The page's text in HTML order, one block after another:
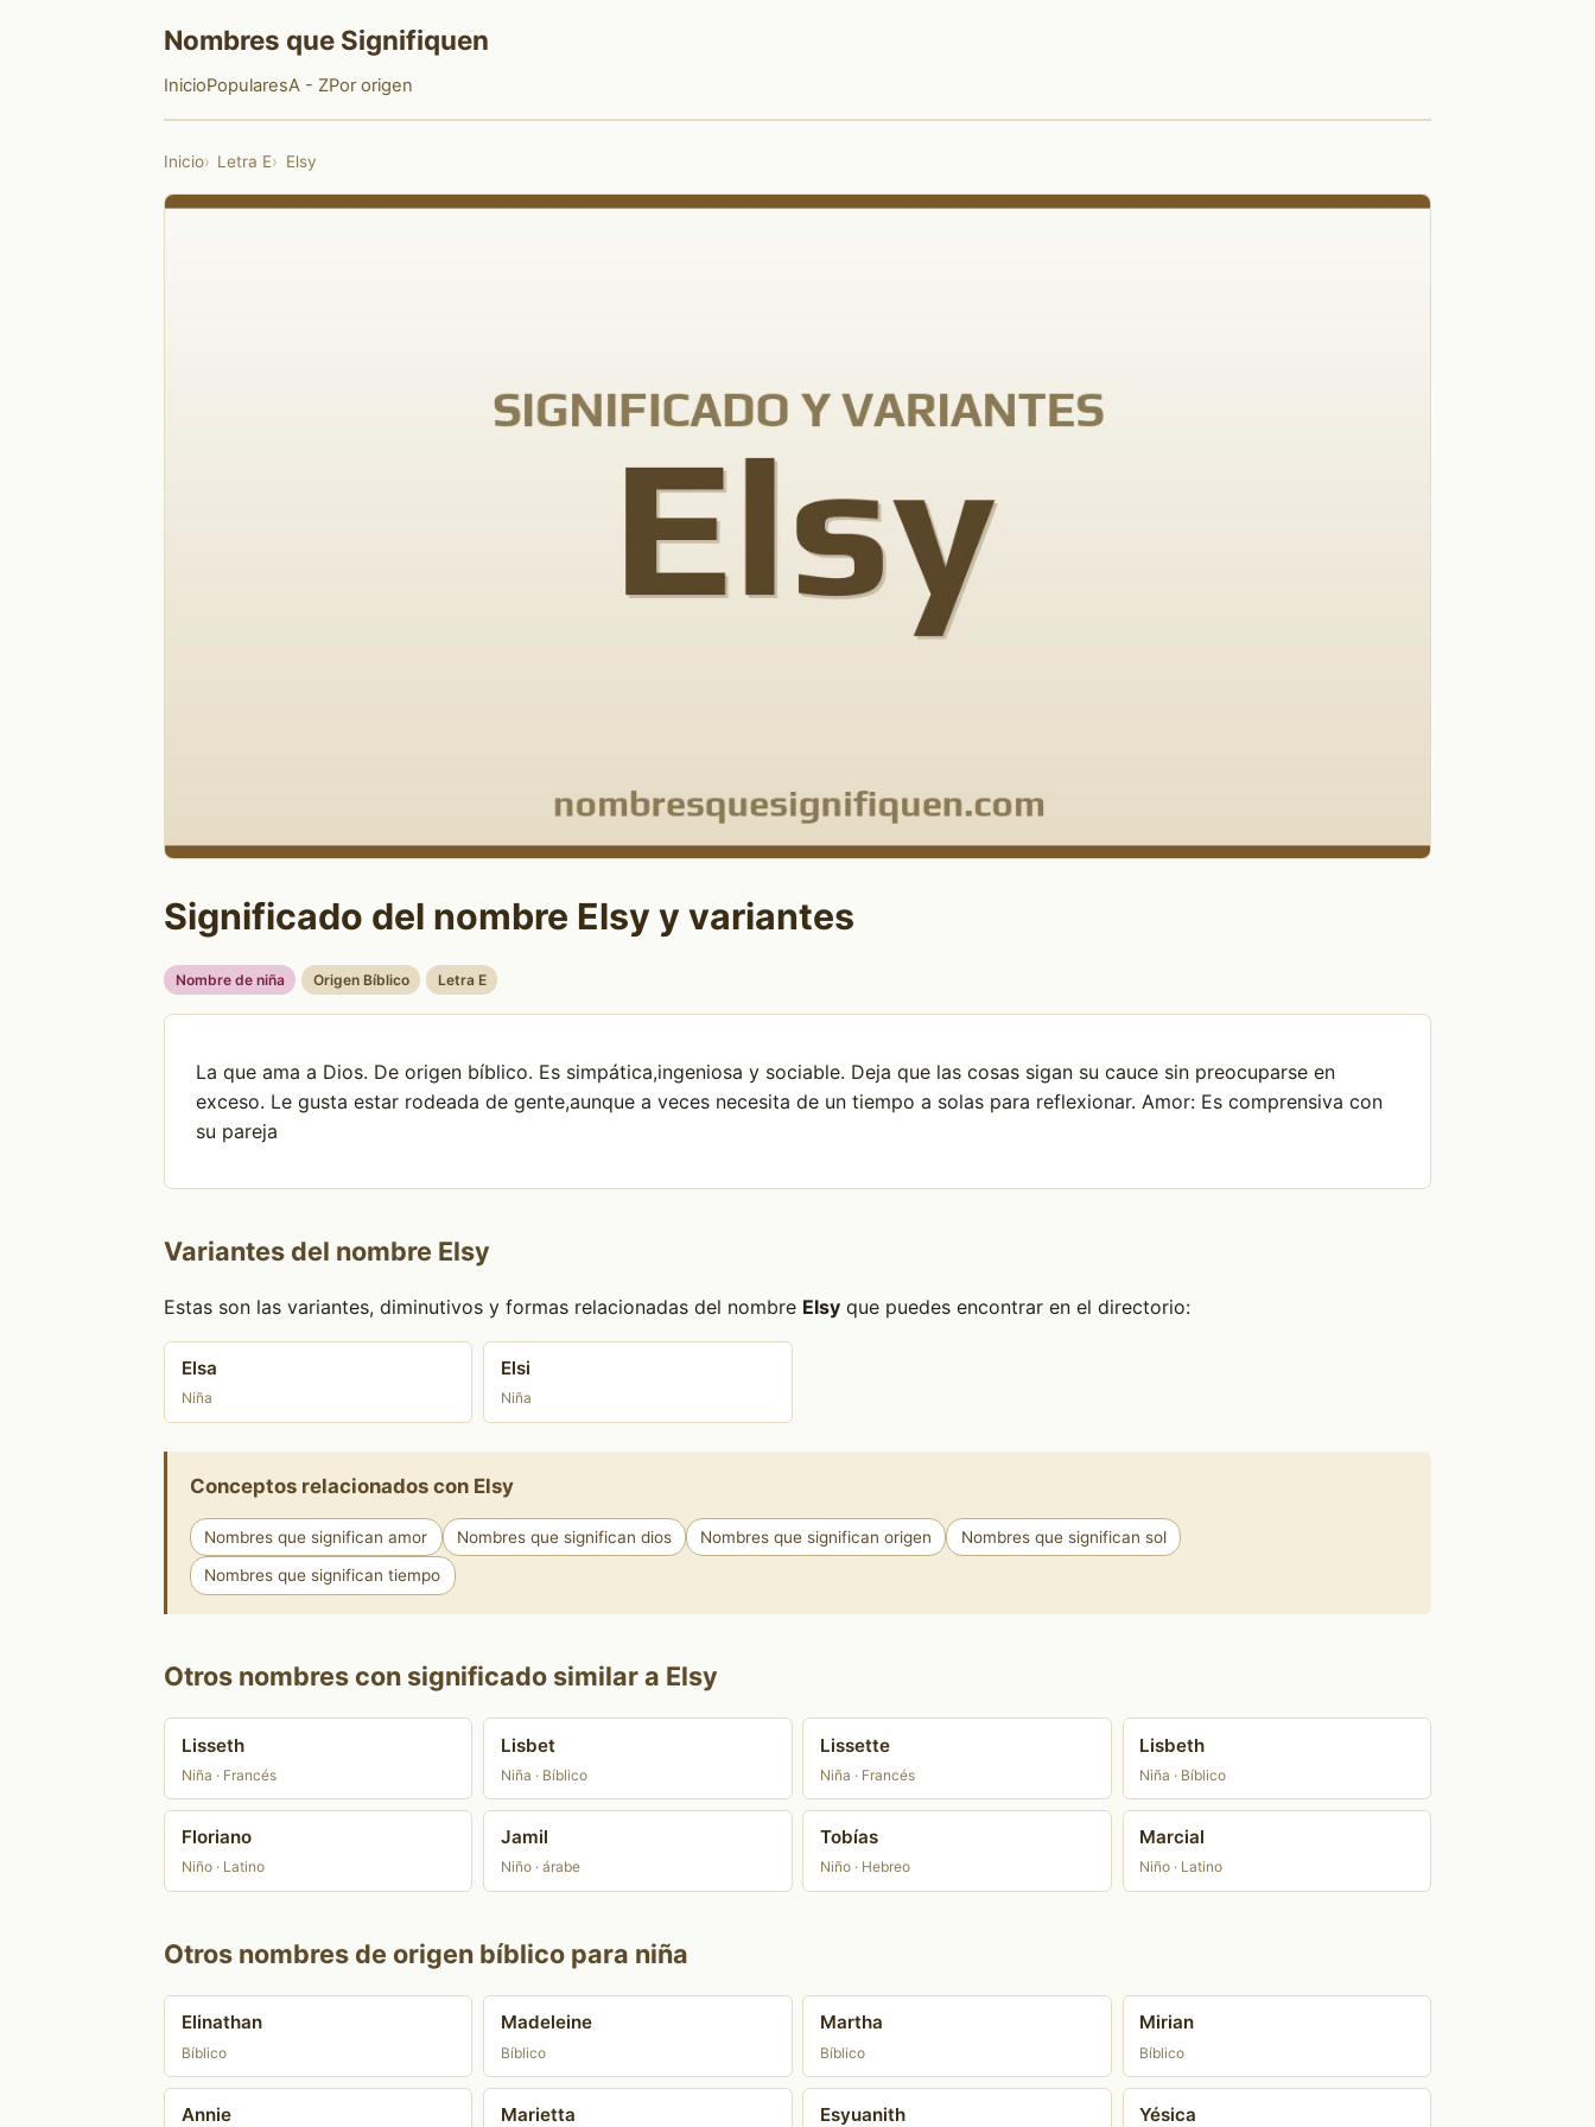
Nombres que Signifiquen
InicioPopularesA - ZPor origen
Inicio Letra E Elsy
Significado del nombre Elsy y variantes
Nombre de niña Origen Bíblico Letra E
La que ama a Dios. De origen bíblico. Es simpática,ingeniosa y sociable. Deja que las cosas sigan su cauce sin preocuparse en
exceso. Le gusta estar rodeada de gente,aunque a veces necesita de un tiempo a solas para reflexionar. Amor: Es comprensiva con
su pareja
Variantes del nombre Elsy
Estas son las variantes, diminutivos y formas relacionadas del nombre Elsy que puedes encontrar en el directorio:
Elsa
Niña
Elsi
Niña
Conceptos relacionados con Elsy
Nombres que significan amor Nombres que significan dios Nombres que significan origen Nombres que significan sol
Nombres que significan tiempo
Otros nombres con significado similar a Elsy
Lisseth
Niña · Francés
Lisbet
Niña · Bíblico
Lissette
Niña · Francés
Lisbeth
Niña · Bíblico
Floriano
Niño · Latino
Jamil
Niño · árabe
Tobías
Niño · Hebreo
Marcial
Niño · Latino
Otros nombres de origen bíblico para niña
Elinathan
Bíblico
Madeleine
Bíblico
Martha
Bíblico
Mirian
Bíblico
Annie Marietta Esyuanith Yésica